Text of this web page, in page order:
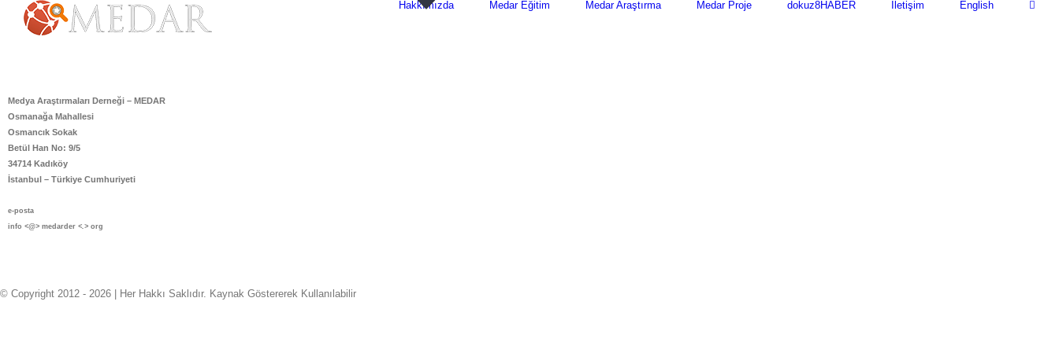
Hakkımızda Medar Eğitim Medar Araştırma Medar Proje dokuz8HABER İletişim English
Medya Araştırmaları Derneği – MEDAR
Osmanağa Mahallesi
Osmancık Sokak
Betül Han No: 9/5
34714 Kadıköy
İstanbul – Türkiye Cumhuriyeti
e-posta
info <@> medarder <.> org
© Copyright 2012 - 2026 | Her Hakkı Saklıdır. Kaynak Göstererek Kullanılabilir